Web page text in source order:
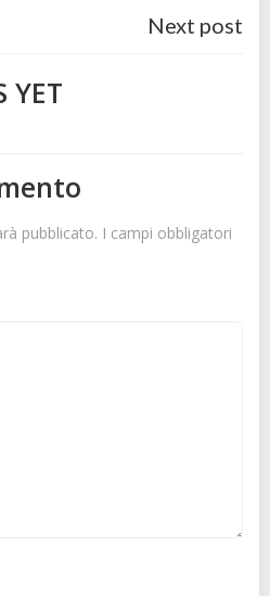
Next post
YET
pubblicato. I campi obbligatori